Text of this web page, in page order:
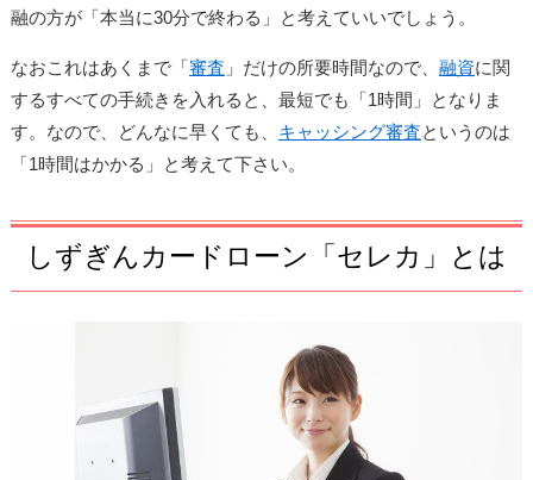
融の方が「本当に30分で終わる」と考えていいでしょう。
なおこれはあくまで「審査 」だけの所要時間なので、融資に関
するすべての手続きを入れると、最短でも「1時間」となりま
す。なので、どんなに早くても、 キャッシング審査というのは
「1時間はかかる」と考えて下さい。
しずぎんカードローン「セレカ」とは